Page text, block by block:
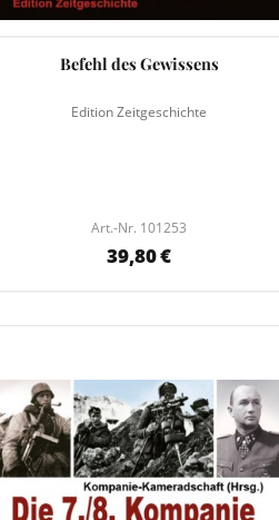
Befehl des Gewissens
Edition Zeitgeschichte
Art.-Nr. 101253
39,80 €